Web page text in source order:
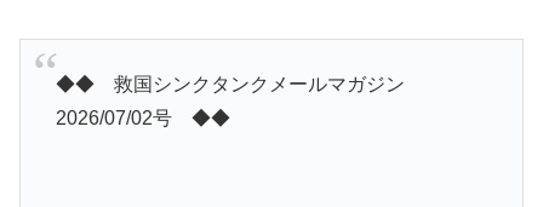
◆◆ 救国シンクタンクメールマガジン
2026/07/02号 ◆◆